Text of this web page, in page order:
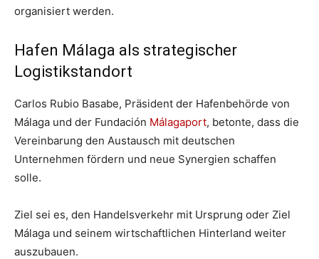
organisiert werden.
Hafen Málaga als strategischer
Logistikstandort
Carlos Rubio Basabe, Präsident der Hafenbehörde von
Málaga und der Fundación Málagaport, betonte, dass die
Vereinbarung den Austausch mit deutschen
Unternehmen fördern und neue Synergien schaffen
solle.
Ziel sei es, den Handelsverkehr mit Ursprung oder Ziel
Málaga und seinem wirtschaftlichen Hinterland weiter
auszubauen.